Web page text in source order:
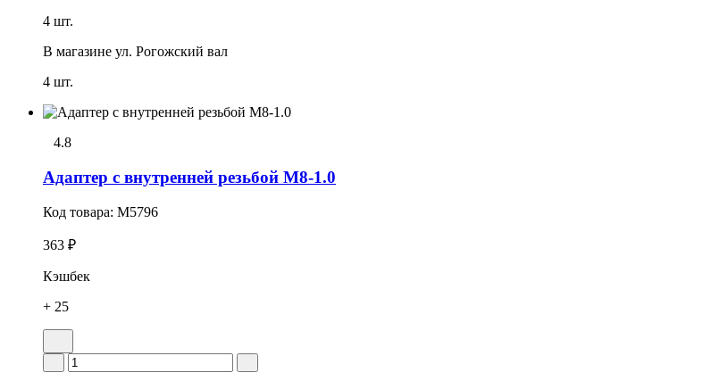
4 шт.
В магазине ул. Рогожский вал
4 шт.
4.8
Адаптер с внутренней резьбой M8-1.0
Код товара: M5796
363 ₽
Кэшбек
+ 25